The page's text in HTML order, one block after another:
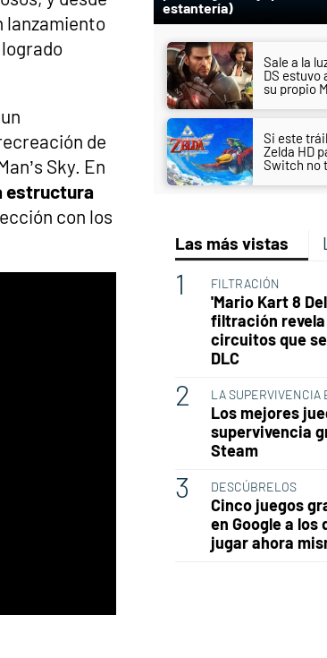
lanzamiento
de
Sky. En
estructura
con los
estantería)
Sale a la
DS estuvo
su propio
Si este
Zelda HD
Switch no
Las más vistas
FILTRACIÓN
'Mario Kart 8
filtración
circuitos que
DLC
LA SUPERVIVENCIA
Los mejores
supervivencia
Steam
DESCÚBRELOS
Cinco juegos
en Google a los
jugar ahora